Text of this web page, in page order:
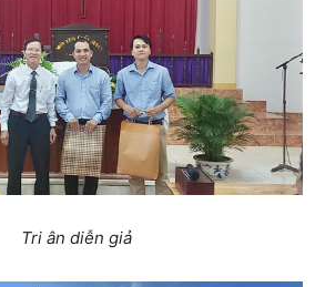
Tri ân diễn giả